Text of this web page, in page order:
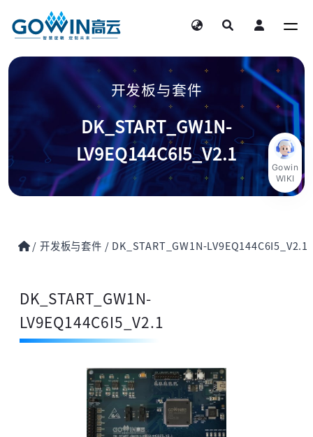
开发板与套件
DK_START_GW1N-
LV9EQ144C6I5_V2.1
/ 开发板与套件 / DK_START_GW1N-LV9EQ144C6I5_V2.1
DK_START_GW1N-
LV9EQ144C6I5_V2.1
Gowin
WIKI